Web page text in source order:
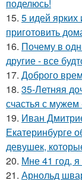
поделюсь!
15. 5 идей ярких
приготовить
16. Почему в
другие - все
17. Доброго
18. 35-Летняя
счастья с
19. Иван
Екатеринбурге
девушек,
20. Мне 41 год,
21. Арнольд